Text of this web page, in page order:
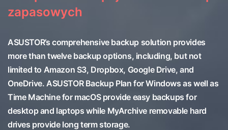
zapasowych
ASUSTOR’s comprehensive backup solution provides
more than twelve backup options, including, but not
limited to Amazon S3, Dropbox, Google Drive, and
OneDrive. ASUSTOR Backup Plan for Windows as well as
Time Machine for macOS provide easy backups for
desktop and laptops while MyArchive removable hard
drives provide long term storage.